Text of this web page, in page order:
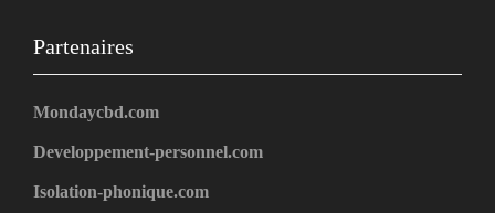
Partenaires
Mondaycbd.com
Developpement-personnel.com
Isolation-phonique.com